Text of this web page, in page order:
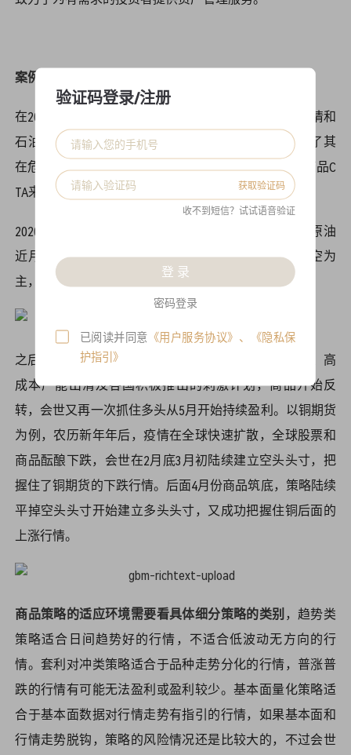
案例一
在2020年以来，CTA策略作为“危机中的阿尔法”，在疫情和
石油战中，也成功体现出了其避险资产的效用，凸显了其
在危机中的作用。那么，具体来说，会世是如何通过商品C
TA来体现其功效呢？
2020年由于新冠疫情和石油战的冲击，市场大跌，美原油
近月合约甚至跌出了负价格。会世商品策略当时以做空为
主，获得较好收益。
之后，商品价格在4月份的筑底，随着新冠疫情的控制、高
成本产能出清及各国积极推出的刺激计划，商品开始反
转，会世又再一次抓住多头从5月开始持续盈利。以铜期货
为例，农历新年年后，疫情在全球快速扩散，全球股票和
商品酝酿下跌，会世在2月底3月初陆续建立空头头寸，把
握住了铜期货的下跌行情。后面4月份商品筑底，策略陆续
平掉空头头寸开始建立多头头寸，又成功把握住铜后面的
上涨行情。
商品策略的适应环境需要看具体细分策略的类别 ，趋势类
策略适合日间趋势好的行情，不适合低波动无方向的行
情。套利对冲类策略适合于品种走势分化的行情，普涨普
跌的行情有可能无法盈利或盈利较少。基本面量化策略适
合于基本面数据对行情走势有指引的行情，如果基本面和
行情走势脱钩，策略的风险情况还是比较大的，不过会世
验证码登录/注册
获取验证码
收不到短信？试试语音验证
登 录
密码登录
已阅读并同意 《用户服务协议》 、
《隐私保
护指引》